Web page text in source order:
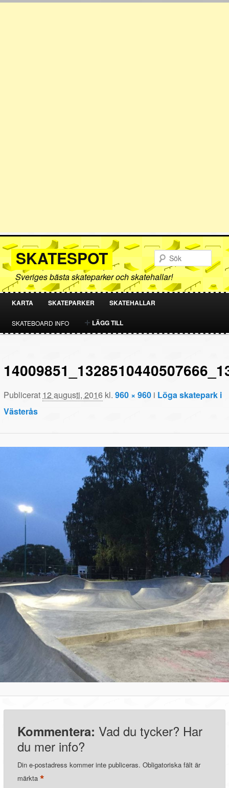
SKATESPOT
Sveriges bästa skateparker och skatehallar!
HOPPA
TILL
HOPPA
TILL
KARTA SKATEPARKER SKATEHALLAR
SKATEBOARD INFO LÄGG TILL
Publicerat 12 augusti, 2016 kl.960 × 960 i Löga skatepark i
Västerås
Kommentera: Vad du tycker? Har
du mer info?
Din e-postadress kommer inte publiceras. Obligatoriska fält är
märkta*